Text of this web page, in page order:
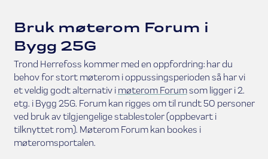
Bruk møterom Forum i
Bygg 25G
Trond Herrefoss kommer med en oppfordring: har du
behov for stort møterom i oppussingsperioden så har vi
et veldig godt alternativ i møterom Forumsom ligger i 2.
etg. i Bygg 25G. Forum kan rigges om til rundt 50 personer
ved bruk av tilgjengelige stablestoler (oppbevart i
tilknyttet rom). Møterom Forum kan bookes i
møteromsportalen.